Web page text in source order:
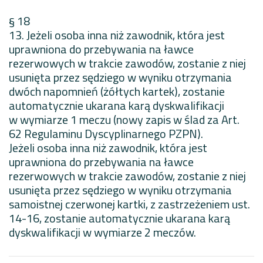
§ 18
13. Jeżeli osoba inna niż zawodnik, która jest
uprawniona do przebywania na ławce
rezerwowych w trakcie zawodów, zostanie z niej
usunięta przez sędziego w wyniku otrzymania
dwóch napomnień (żółtych kartek), zostanie
automatycznie ukarana karą dyskwalifikacji
w wymiarze 1 meczu (nowy zapis w ślad za Art.
62 Regulaminu Dyscyplinarnego PZPN).
Jeżeli osoba inna niż zawodnik, która jest
uprawniona do przebywania na ławce
rezerwowych w trakcie zawodów, zostanie z niej
usunięta przez sędziego w wyniku otrzymania
samoistnej czerwonej kartki, z zastrzeżeniem ust.
14-16, zostanie automatycznie ukarana karą
dyskwalifikacji w wymiarze 2 meczów.